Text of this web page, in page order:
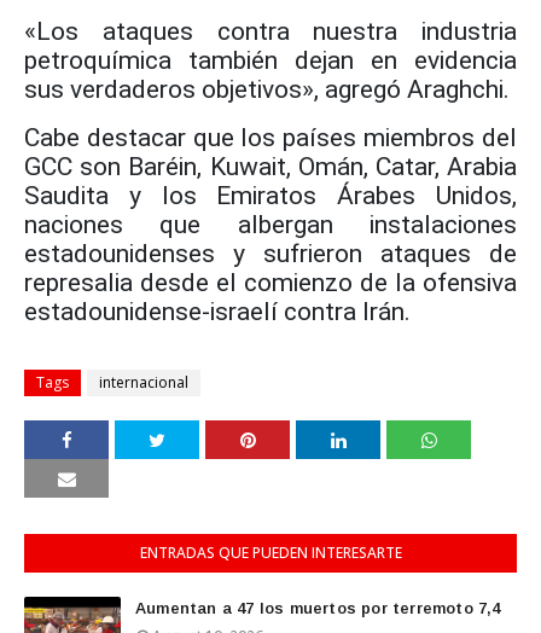
«Los ataques contra nuestra industria
petroquímica también dejan en evidencia
sus verdaderos objetivos», agregó Araghchi.
Cabe destacar que los países miembros del
GCC son Baréin, Kuwait, Omán, Catar, Arabia
Saudita y los Emiratos Árabes Unidos,
naciones que albergan instalaciones
estadounidenses y sufrieron ataques de
represalia desde el comienzo de la ofensiva
estadounidense-israelí contra Irán.
Tags internacional
ENTRADAS QUE PUEDEN INTERESARTE
Aumentan a 47 los muertos por terremoto 7,4